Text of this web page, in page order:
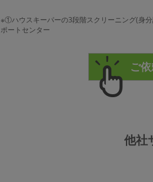
※①ハウスキーパーの3段階スクリーニング(身
ポートセンター
他社